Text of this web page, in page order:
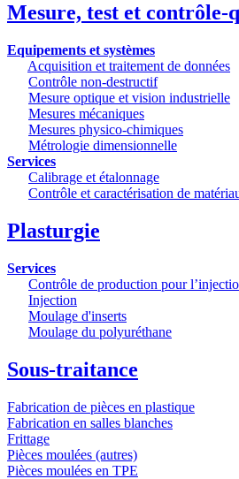
Mesure, test et contrôle-
Equipements et systèmes
Acquisition et traitement de données
Contrôle non-destructif
Mesure optique et vision industrielle
Mesures mécaniques
Mesures physico-chimiques
Métrologie dimensionnelle
Services
Calibrage et étalonnage
Contrôle et caractérisation de
Plasturgie
Services
Contrôle de production pour
Injection
Moulage d'inserts
Moulage du polyuréthane
Sous-traitance
Fabrication de pièces en plastique
Fabrication en salles blanches
Frittage
Pièces moulées (autres)
Pièces moulées en TPE